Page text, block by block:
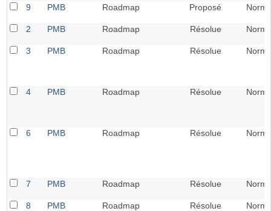
9 PMB Roadmap Proposé
2 PMB Roadmap Résolue
3 PMB Roadmap Résolue
4 PMB Roadmap Résolue
6 PMB Roadmap Résolue
7 PMB Roadmap Résolue
8 PMB Roadmap Résolue